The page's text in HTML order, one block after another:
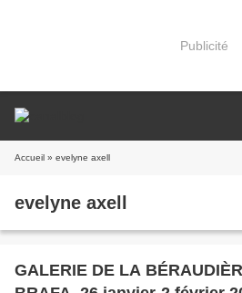
Publicité
Accueil » evelyne axell
evelyne axell
GALERIE DE LA